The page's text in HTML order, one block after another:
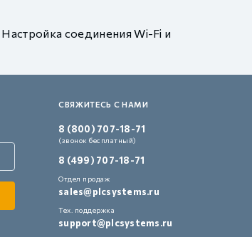
соединения Wi-Fi и
СВЯЖИТЕСЬ С НАМИ
8 (800) 707-18-71
(звонок бесплатный)
8 (499) 707-18-71
Отдел продаж
sales@plcsystems.ru
Тех. поддержка
support@plcsystems.ru